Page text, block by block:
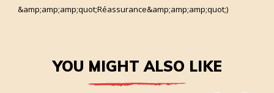
&amp;amp;amp;quot;Réassurance&amp;amp;amp;quot;)
YOU MIGHT ALSO LIKE